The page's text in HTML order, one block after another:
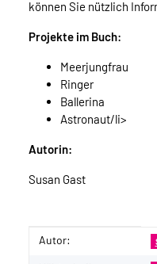
können Sie nützlich
Projekte im Buch:
Meerjungfrau
Ringer
Ballerina
Astronaut/li>
Autorin:
Susan Gast
Produkteigenschaft
Wert
Autor: